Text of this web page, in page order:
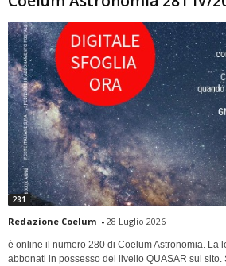
281
Redazione Coelum - 28 Luglio 2026
è online il numero 280 di Coelum Astronomia. La
abbonati in possesso del livello QUASAR sul